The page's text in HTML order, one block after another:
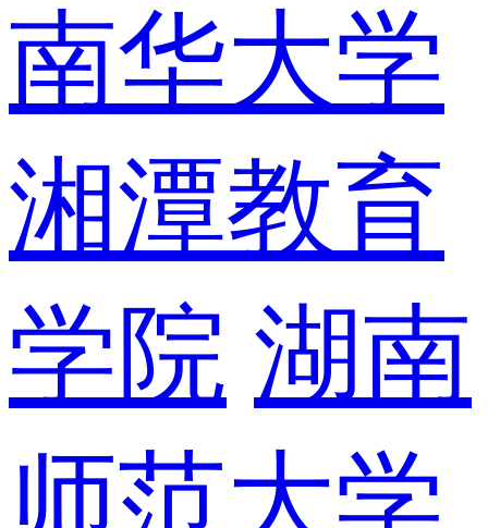
南华大学
湘潭教育
学院 湖南
师范大学